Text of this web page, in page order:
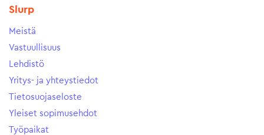
Slurp
Meistä
Vastuullisuus
Lehdistö
Yritys- ja yhteystiedot
Tietosuojaseloste
Yleiset sopimusehdot
Työpaikat